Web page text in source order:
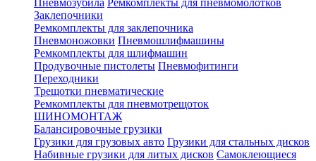
Пневмозубила Ремкомплекты для пневмомолотков
Заклепочники
Ремкомплекты для заклепочника
Пневмоножовки Пневмошлифмашины
Ремкомплекты для шлифмашин
Продувочные пистолеты Пневмофитинги
Переходники
Трещотки пневматические
Ремкомплекты для пневмотрещоток
ШИНОМОНТАЖ
Балансировочные грузики
Грузики для грузовых авто Грузики для стальных дисков
Набивные грузики для литых дисков Самоклеющиеся